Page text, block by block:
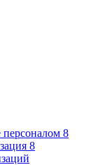
персоналом 8
8